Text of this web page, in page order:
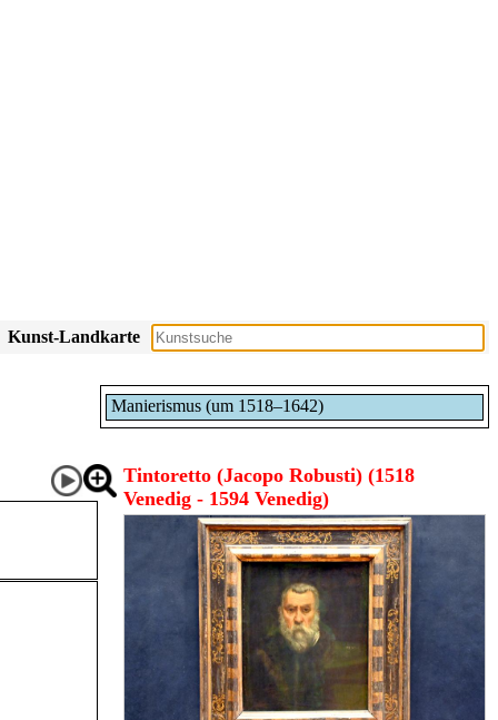
Kunst-Landkarte
Manierismus (um 1518–1642)
Tintoretto (Jacopo Robusti) (1518
Venedig - 1594 Venedig)